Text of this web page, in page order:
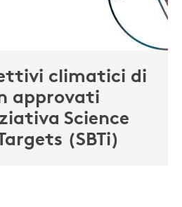
climatici di
approvati
Science
(SBTi)